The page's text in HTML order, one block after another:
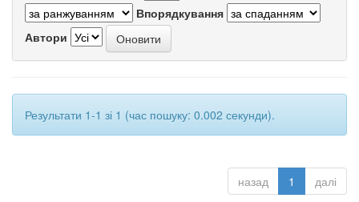
Впорядкування
Автори
Результати 1-1 зі 1 (час пошуку: 0.002 секунди).
назад 1 далі